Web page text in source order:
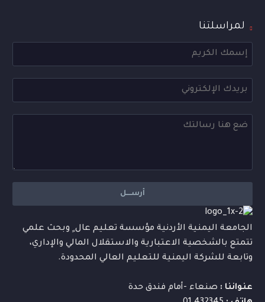
لمراسلتنا
الجامعة اليمنية الأردنية مؤسسة تعليم عال ٍ وبحث علمي
تتمتع بالشخصية الاعتبارية والاستقلال المالي والإداري،
وتابعة للشركة اليمنية للتعليم العالي المحدودة.
عنواننا : صنعاء -أمام فندق حدة